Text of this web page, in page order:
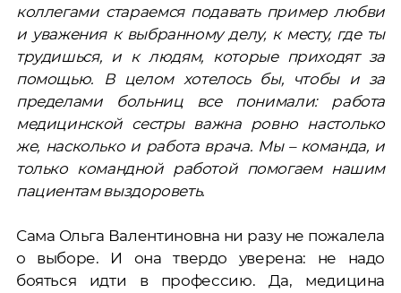
коллегами стараемся подавать пример любви
и уважения к выбранному делу, к месту, где ты
трудишься, и к людям, которые приходят за
помощью. В целом хотелось бы, чтобы и за
пределами больниц все понимали: работа
медицинской сестры важна ровно настолько
же, насколько и работа врача. Мы – команда, и
только командной работой помогаем нашим
пациентам выздороветь.
Сама Ольга Валентиновна ни разу не пожалела
о выборе. И она твердо уверена: не надо
бояться идти в профессию. Да, медицина